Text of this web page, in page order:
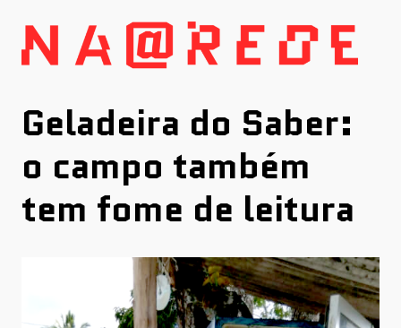
to
content
Geladeira do Saber:
o campo também
tem fome de leitura